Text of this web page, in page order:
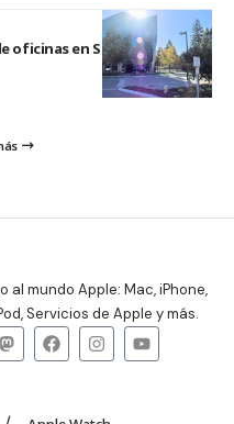
oficinas en Sunnyvale
mundo Apple: Mac, iPhone,
Servicios de Apple y más.